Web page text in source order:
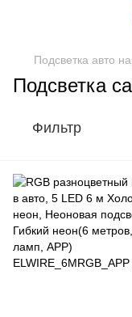
Подсветка авто
Подсветка
Фильтр